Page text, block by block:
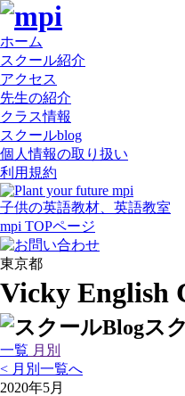
ホーム
スクール紹介
アクセス
先生の紹介
クラス情報
スクールblog
個人情報の取り扱い
利用規約
子供の英語教材、英語教室
mpi TOPページ
東京都
Vicky English
ス
一覧 月別
< 月別一覧へ
2020年5月